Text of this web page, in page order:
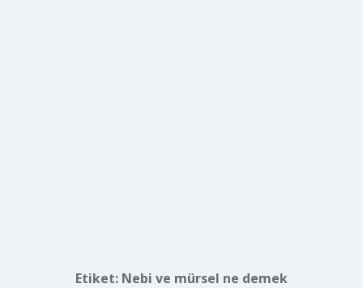
Etiket: Nebi ve mürsel ne demek